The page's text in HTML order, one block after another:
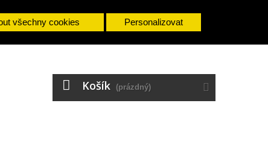
všechny cookies Personalizovat
Napište nám
Košík (prázdný)